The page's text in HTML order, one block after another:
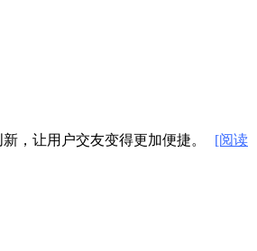
，让用户交友变得更加便捷。
[阅读